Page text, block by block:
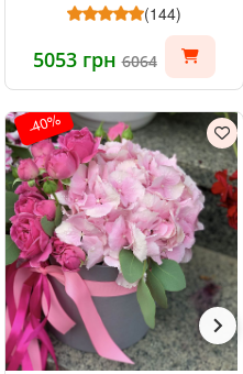
(144)
5053 грн6064
-40%